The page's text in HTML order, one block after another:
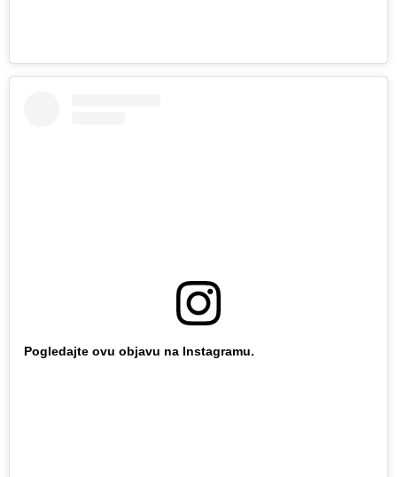
Pogledajte ovu objavu na Instagramu.